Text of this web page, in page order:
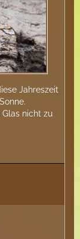
Jahreszeit
nicht zu